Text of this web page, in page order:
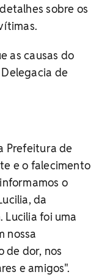
sobre os
as causas do
de
Prefeitura de
e o falecimento
o
da
Lucilia foi uma
nossa
de dor, nos
e amigos".